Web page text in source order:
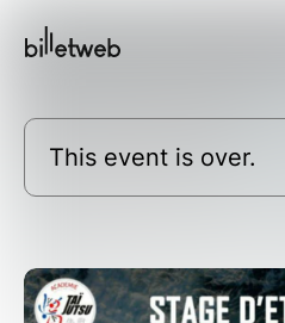
This event is over.